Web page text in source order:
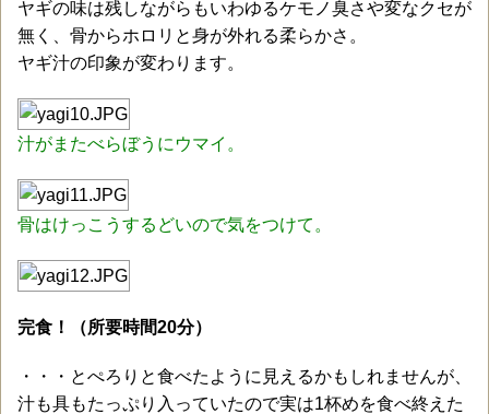
ヤギの味は残しながらもいわゆるケモノ臭さや変なクセが
無く、骨からホロリと身が外れる柔らかさ。
ヤギ汁の印象が変わります。
汁がまたべらぼうにウマイ。
骨はけっこうするどいので気をつけて。
完食！（所要時間20分）
・・・とぺろりと食べたように見えるかもしれませんが、
汁も具もたっぷり入っていたので実は1杯めを食べ終えた